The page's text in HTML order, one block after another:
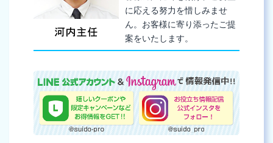
に応える努力を惜しみませ
ん。お客様に寄り添ったご提
案をいたします。